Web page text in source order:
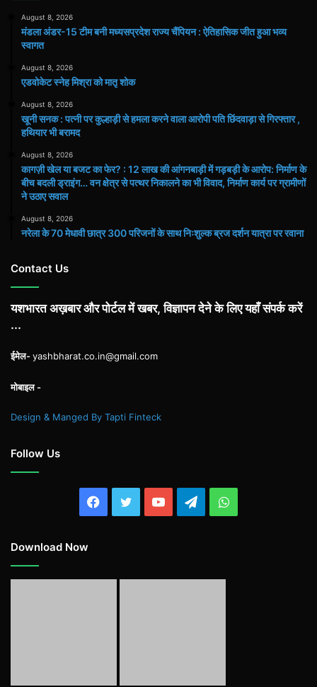
August 8, 2026
मंडला अंडर-15 टीम बनी मध्यसप्रदेश राज्य चैंपियन : ऐतिहासिक जीत हुआ भव्य
स्वागत
August 8, 2026
एडवोकेट स्नेह मिश्रा को मातृ शोक
August 8, 2026
खूनी सनक : पत्नी पर कुल्हाड़ी से हमला करने वाला आरोपी पति छिंदवाड़ा से गिरफ्तार ,
हथियार भी बरामद
August 8, 2026
कागज़ी खेल या बजट का फेर? : 12 लाख की आंगनबाड़ी में गड़बड़ी के आरोप: निर्माण के
बीच बदली ड्राइंग… वन क्षेत्र से पत्थर निकालने का भी विवाद, निर्माण कार्य पर ग्रामीणों
ने उठाए सवाल
August 8, 2026
नरेला के 70 मेधावी छात्र 300 परिजनों के साथ निःशुल्क ब्रज दर्शन यात्रा पर रवाना
Contact Us
यशभारत अख़बार और पोर्टल में खबर, विज्ञापन देने के लिए यहाँ संपर्क करें
...
ईमेल-yashbharat.co.in@gmail.com
मोबाइल -
Design & Manged By Tapti Finteck
Follow Us
Facebook
TwitterYouTubeTelegramWhatsApp
Download Now